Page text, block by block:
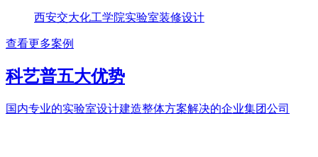
西安交大化工学院实验室装修设计
查看更多案例
科艺普五大优势
国内专业的实验室设计建造整体方案解决的企业集团公司